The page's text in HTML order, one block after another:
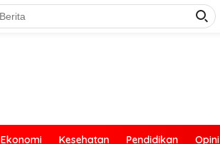
Ekonomi Kesehatan Pendidikan Opini